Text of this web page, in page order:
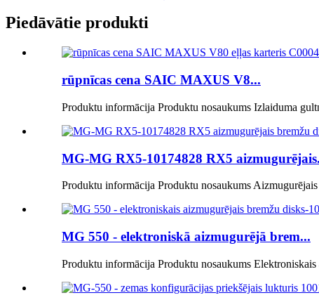
Piedāvātie produkti
rūpnīcas cena SAIC MAXUS V8...
Produktu informācija Produktu nosaukums Izlaiduma
MG-MG RX5-10174828 RX5
Produktu informācija Produktu nosaukums
MG 550 - elektroniskā aizmugurējā brem...
Produktu informācija Produktu nosaukums